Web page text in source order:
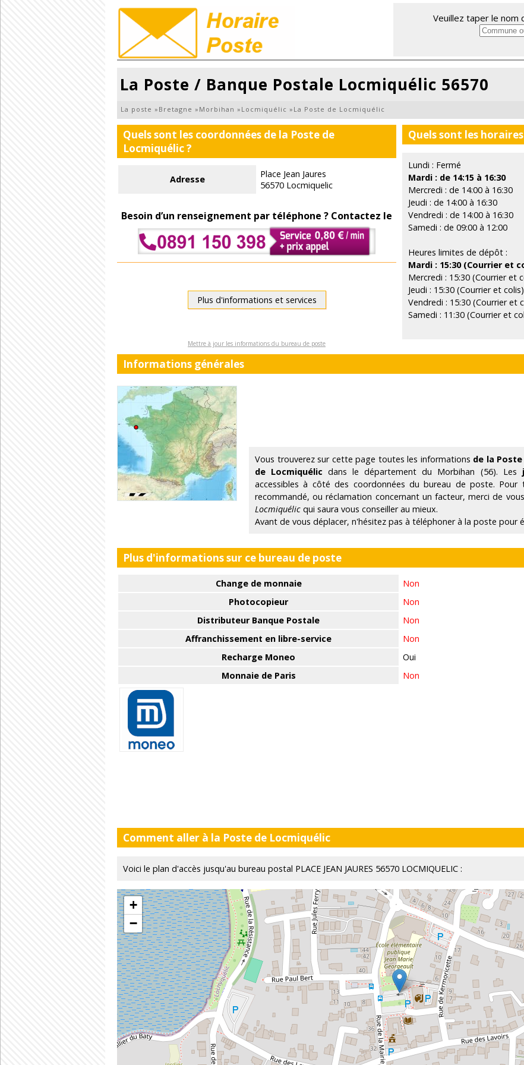
Veuillez taper le nom
La Poste / Banque Postale Locmiquélic 56570
La poste » Bretagne » Morbihan » Locmiquélic » La Poste de Locmiquélic
Quels sont les coordonnées de la Poste de
Locmiquélic ?
Adresse
Place Jean Jaures
56570 Locmiquelic
Besoin d’un renseignement par téléphone ? Contactez le
Plus d'informations et services
Mettre à jour les informations du bureau de poste
Quels sont les
Lundi : Fermé
Mardi : de 14:15 à 16:30
Mercredi : de 14:00 à 16:30
Jeudi : de 14:00 à 16:30
Vendredi : de 14:00 à 16:30
Samedi : de 09:00 à 12:00
Heures limites de dépôt :
Mardi : 15:30 (Courrier et
Mercredi : 15:30 (Courrier et
Jeudi : 15:30 (Courrier et colis)
Vendredi : 15:30 (Courrier et
Samedi : 11:30 (Courrier et
Informations générales
Vous trouverez sur cette page toutes les informations de la
de Locmiquélic dans le département du Morbihan (56). Les
accessibles à côté des coordonnées du bureau de poste.
recommandé, ou réclamation concernant un facteur, merci de
Locmiquélic qui saura vous conseiller au mieux.
Avant de vous déplacer, n'hésitez pas à téléphoner à la poste pour
Plus d'informations sur ce bureau de poste
Change de monnaie
Non
Photocopieur
Non
Distributeur Banque Postale
Non
Affranchissement en libre-service
Non
Recharge Moneo
Oui
Monnaie de Paris
Non
Comment aller à la Poste de Locmiquélic
Voici le plan d'accès jusqu'au bureau postal PLACE JEAN JAURES 56570 LOCMIQUELIC :
+
−